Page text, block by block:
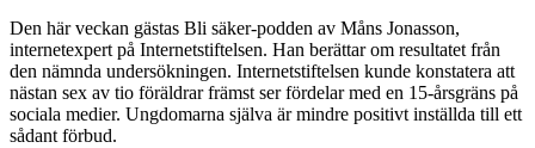
Den här veckan gästas Bli säker-podden av Måns Jonasson,
internetexpert på Internetstiftelsen. Han berättar om resultatet från
den nämnda undersökningen. Internetstiftelsen kunde konstatera att
nästan sex av tio föräldrar främst ser fördelar med en 15-årsgräns på
sociala medier. Ungdomarna själva är mindre positivt inställda till ett
sådant förbud.